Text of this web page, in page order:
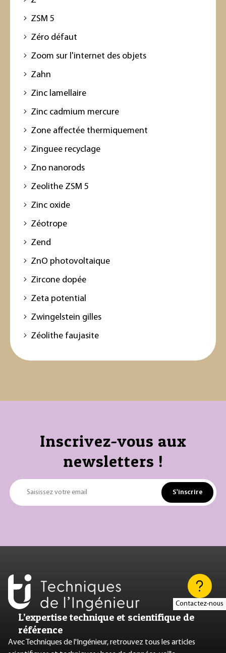
ZSM 5
Zéro défaut
Zoom sur l'internet des objets
Zahn
Zinc lamellaire
Zinc cadmium mercure
Zone affectée thermiquement
Zinguee recyclage
Zno nanorods
Zeolithe ZSM 5
Zinc oxide
Zéotrope
Zend
ZnO photovoltaique
Zircone dopée
Zeta potential
Zwingelstein gilles
Zéolithe faujasite
Inscrivez-vous aux
newsletters !
Saisissez votre email S'inscrire
Contactez-nous
L’expertise technique et scientifique de
référence
Avec Techniques de l'Ingénieur, retrouvez tous les articles